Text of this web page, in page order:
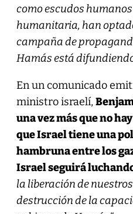
como escudos
humanitaria, han
campaña de
Hamás está
En un comunicado
ministro israelí,
una vez más que no
que Israel tiene una
hambruna entre los
Israel seguirá
la liberación de
destrucción de la